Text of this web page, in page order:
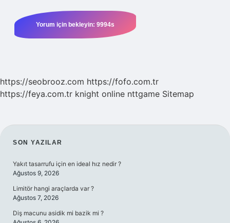
https://seobrooz.com https://fofo.com.tr
https://feya.com.tr knight online nttgame Sitemap
SIDEBAR
SON YAZILAR
Yakıt tasarrufu için en ideal hız nedir ?
Ağustos 9, 2026
Limitör hangi araçlarda var ?
Ağustos 7, 2026
Diş macunu asidik mi bazik mi ?